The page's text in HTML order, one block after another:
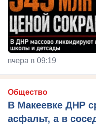
вчера в 09:19
Общество
В Макеевке ДНР
асфальт, а в